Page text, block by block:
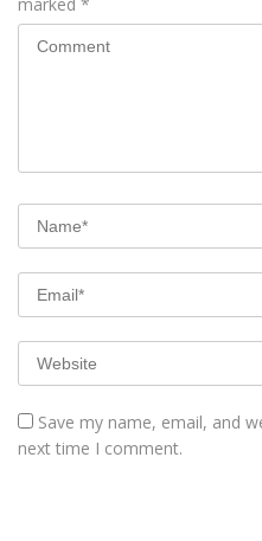
marked *
Save my name, email, and
next time I comment.